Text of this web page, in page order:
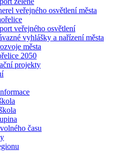
veřejného osvětlení města
veřejného osvětlení
vyhlášky a nařízení města
města
2050
projekty
času